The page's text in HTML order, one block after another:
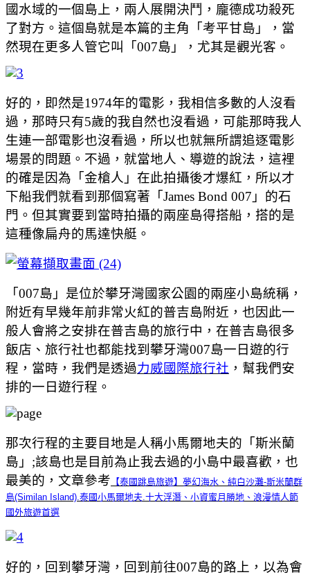
國水域的一個島上，兩人展開決鬥，龐德成功殺死
了對方。這個島就是本篇的主角「考平甘島」，當
然現在更多人管它叫「007島」，尤其是觀光客。
好的，即然是1974年的電影，我相信多數的人沒看
過，那時只有5歲的我自然也沒看過，可能那時我人
生連一部電影也沒看過，所以也就無所謂追逐電影
場景的問題。不過，就當地人、導遊的說法，這裡
的確是因為「金槍人」在此拍攝後才爆紅，所以才
下船我們就看到那個寫著「James Bond 007」的石
門。但其實要到當時拍攝的兩座島得搭船，搭的是
這種像扁舟的馬達快艇。
「007島」是位於攀牙灣國家公園的兩座小島統稱，
附近有早幾年前非常火紅的普吉島附近，也因此一
般人會將之安排在普吉島的旅行中，在普吉島很多
飯店、旅行社也都能找到攀牙灣007島一日遊的行
程，當時，我們是透過力威國際旅行社 ，幫我們安
排的一日遊行程。
那次行程的主要目地是人稱小馬爾地夫的「斯米蘭
島」;該島也是目前為止我去過的小島中最喜歡，也
最美的，文章參考 【泰國跳島旅遊】夢幻海水、純白沙灘-斯米蘭群
島(Similan Island).泰國小馬爾地夫.十大浮潛、小資蜜月勝地、浪漫情人節
國外旅遊首選
好的，回到攀牙灣，回到前往007島的路上，以為會